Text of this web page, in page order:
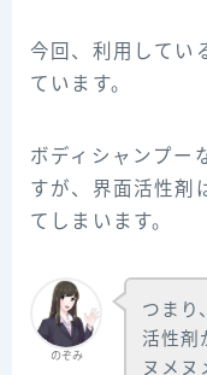
今回、利用してい
ています。
ボディシャンプー
すが、界面活性剤
てしまいます。
のぞみ
つまり
活性剤
ヌメヌ